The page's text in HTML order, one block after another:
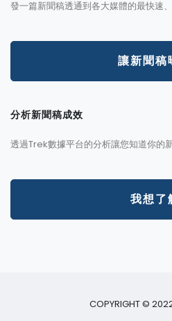
發一篇新聞稿透通到各大媒體的最快速
讓新聞稿
分析新聞稿成效
透過Trek數據平台的分析讓您知道你的
我想了
COPYRIGHT ©